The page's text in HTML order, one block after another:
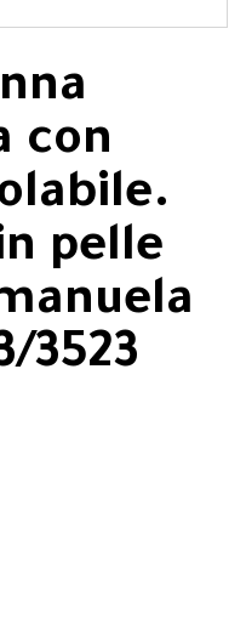
con
pelle
3523